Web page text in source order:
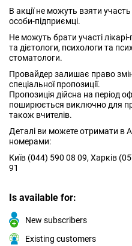
В акції не можуть взяти
особи-підприємці.
Не можуть брати участі
та дієтологи, психологи та
стоматологи.
Провайдер залишає право
спеціальної пропозиції.
Пропозиція дійсна на період
поширюється виключно для
також вчителів.
Деталі ви можете отримати в
номерами:
Київ (044) 590 08 09, Харків
91
Is available for:
New subscribers
Existing customers